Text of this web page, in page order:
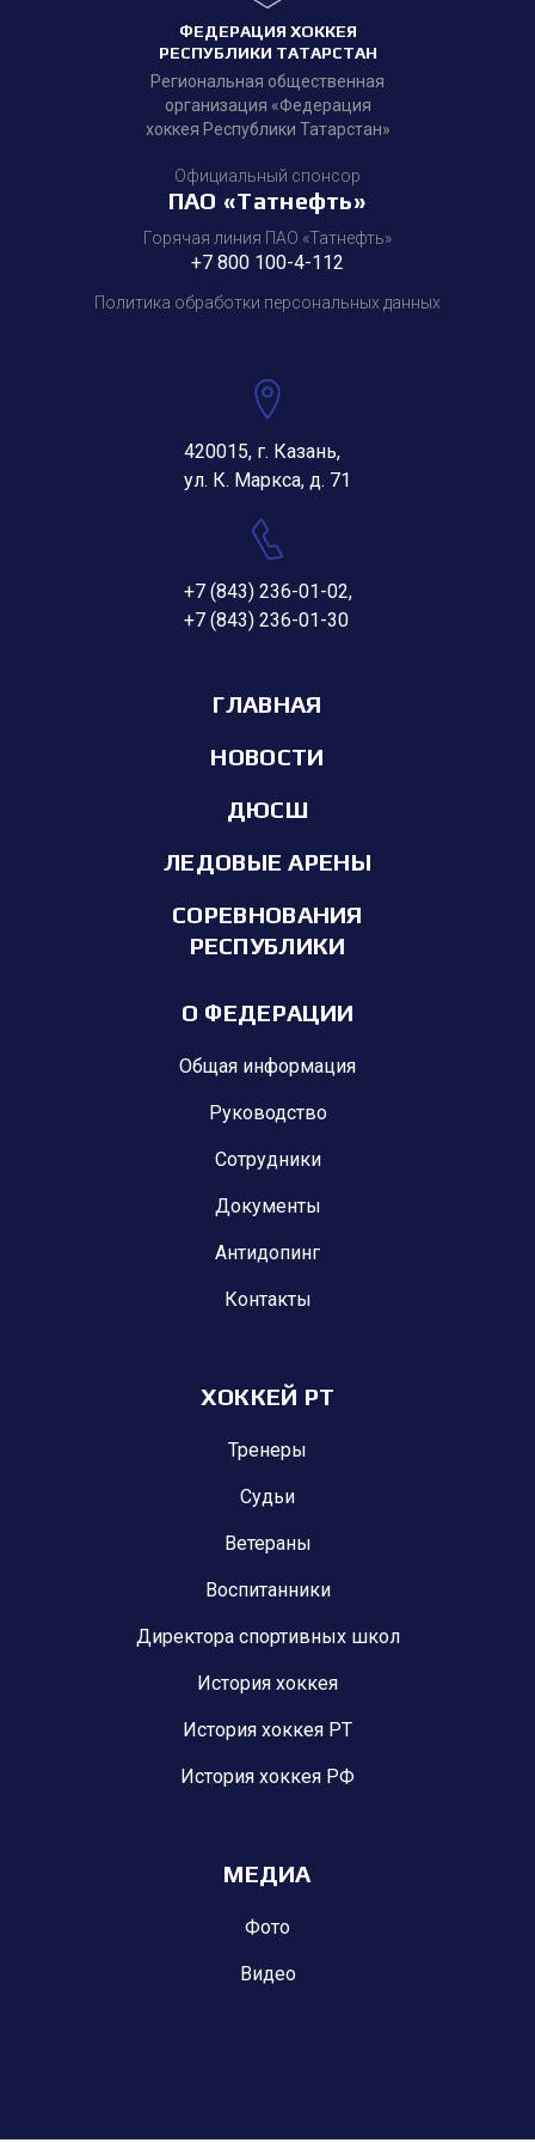
ФЕДЕРАЦИЯ ХОККЕЯ
РЕСПУБЛИКИ ТАТАРСТАН
Региональная общественная
организация «Федерация
хоккея Республики Татарстан»
Официальный спонсор
ПАО «Татнефть»
Горячая линия ПАО «Татнефть»
+7 800 100-4-112
Политика обработки персональных данных
420015, г. Казань,
ул. К. Маркса, д. 71
+7 (843) 236-01-02,
+7 (843) 236-01-30
ГЛАВНАЯ
НОВОСТИ
ДЮСШ
ЛЕДОВЫЕ АРЕНЫ
СОРЕВНОВАНИЯ
РЕСПУБЛИКИ
О ФЕДЕРАЦИИ
Общая информация
Руководство
Сотрудники
Документы
Антидопинг
Контакты
ХОККЕЙ РТ
Тренеры
Судьи
Ветераны
Воспитанники
Директора спортивных школ
История хоккея
История хоккея РТ
История хоккея РФ
МЕДИА
Фото
Видео